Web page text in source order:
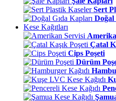
Sert
Doğal
Kese Kağıtları
Çatal
Cips Poşeti
Dürüm